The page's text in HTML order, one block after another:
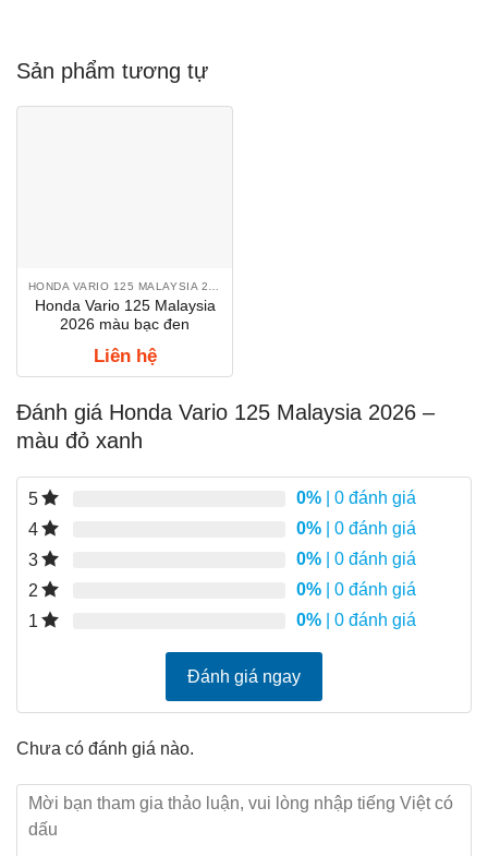
Sản phẩm tương tự
HONDA VARIO 125 MALAYSIA 2026
Honda Vario 125 Malaysia
2026 màu bạc đen
Liên hệ
Đánh giá Honda Vario 125 Malaysia 2026 –
màu đỏ xanh
5 0% | 0 đánh giá
4
0% | 0 đánh giá
3
0% | 0 đánh giá
2
0% | 0 đánh giá
1
0% | 0 đánh giá
Đánh giá ngay
Chưa có đánh giá nào.